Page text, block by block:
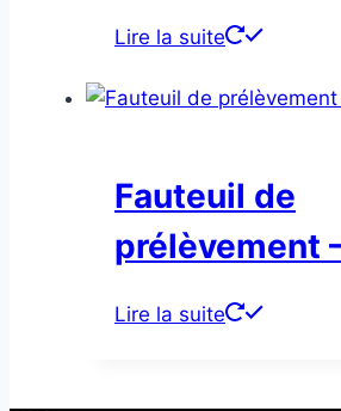
Lire la suite
Fauteuil de
prélèvement
Lire la suite